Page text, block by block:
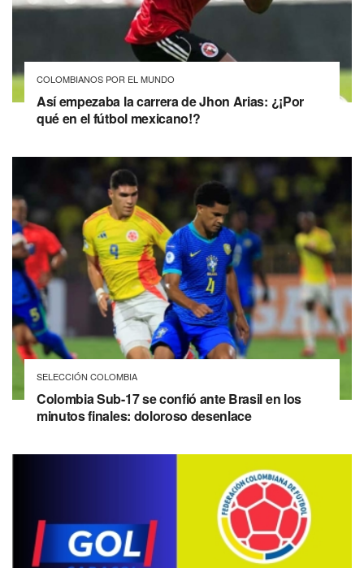
COLOMBIANOS POR EL MUNDO
Así empezaba la carrera de Jhon Arias: ¿¡Por
qué en el fútbol mexicano!?
SELECCIÓN COLOMBIA
Colombia Sub-17 se confió ante Brasil en los
minutos finales: doloroso desenlace